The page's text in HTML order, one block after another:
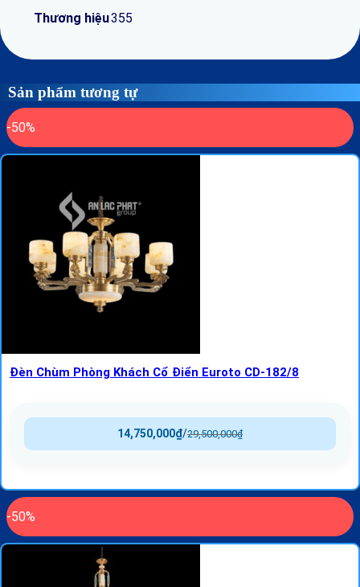
Thương hiệu355
Sản phẩm tương tự
-50%
Đèn Chùm Phòng Khách Cổ Điển Euroto CD-182/8
29,500,000₫
/
14,750,000₫
-50%